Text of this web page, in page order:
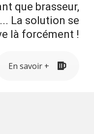
que brasseur,
La solution se
là forcément !
En savoir +